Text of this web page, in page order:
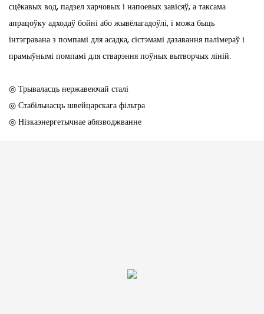
сцёкавых вод, падзел харчовых і напоевых завісяў, а таксама
апрацоўку адходаў бойні або жывёлагадоўлі, і можа быць
інтэгравана з помпамі для асадка, сістэмамі дазавання палімераў і
прамыўнымі помпамі для стварэння поўных вытворчых ліній.
◎ Трываласць нержавеючай сталі
◎ Стабільнасць швейцарскага фільтра
◎ Нізкаэнергетычнае абязводжванне